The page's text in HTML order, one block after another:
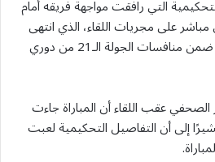
التي رافقت مواجهة فريقه أمام
على مجريات اللقاء، الذي انتهى
بخسارة “العميد” بنتيجة 2-0 ضمن منافسات الجولة الـ21 من دوري
عقب اللقاء أن المباراة جاءت
إلى أن التفاصيل التحكيمية لعبت